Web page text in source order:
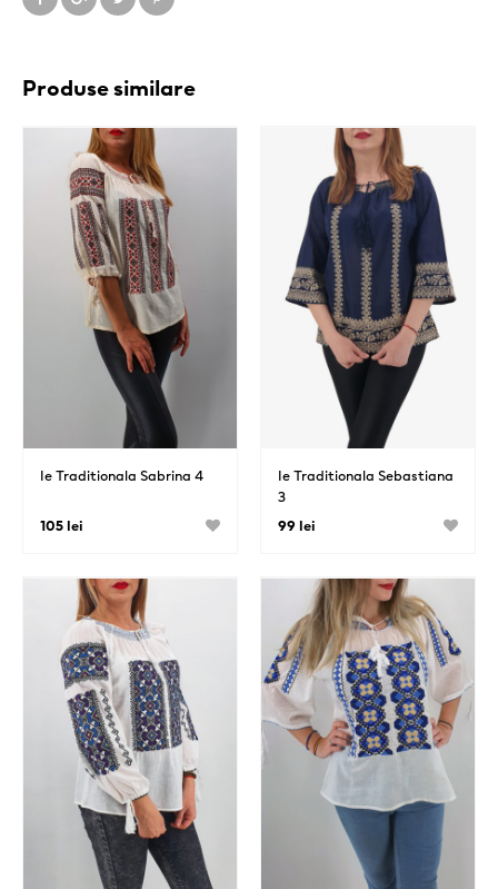
Produse similare
Ie Traditionala Sabrina 4
105 lei
Ie Traditionala Sebastiana
3
99 lei